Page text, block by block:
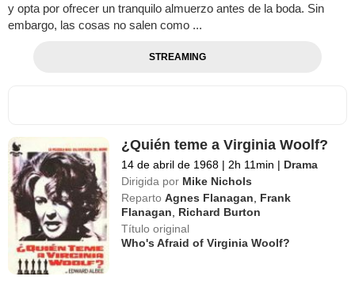
y opta por ofrecer un tranquilo almuerzo antes de la boda. Sin
embargo, las cosas no salen como ...
STREAMING
¿Quién teme a Virginia Woolf?
14 de abril de 1968 | 2h 11min | Drama
Dirigida por Mike Nichols
Reparto Agnes Flanagan
Frank
Flanagan
Richard Burton
Título original
Who's Afraid of Virginia Woolf?